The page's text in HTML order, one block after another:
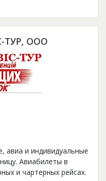
ТУР, ООО
авиа и индивидуальные
Авиабилеты в
и чартерных рейсах.